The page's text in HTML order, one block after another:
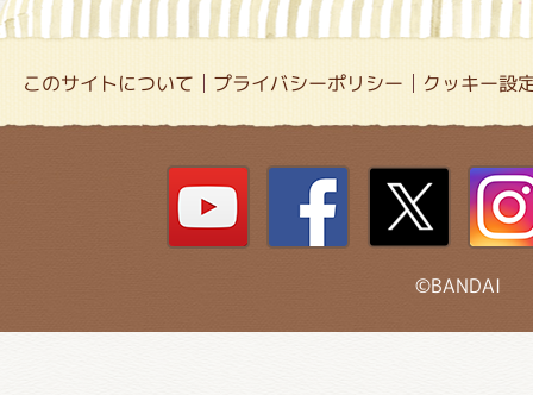
このサイトについて プライバシーポリシー クッキー設
©BANDAI